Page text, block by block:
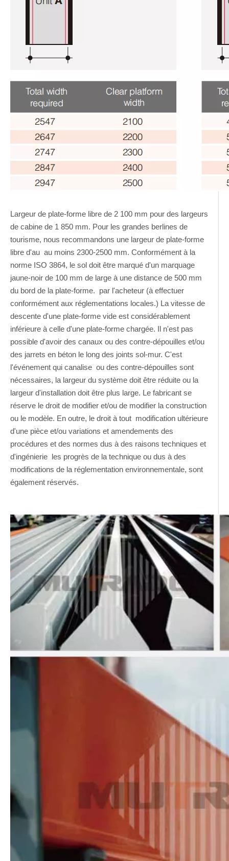
Largeur de plate-forme libre de 2 100 mm pour des largeurs
de cabine de 1 850 mm. Pour les grandes berlines de
tourisme, nous recommandons une largeur de plate-forme
libre d'au au moins 2300-2500 mm. Conformément à la
norme ISO 3864, le sol doit être marqué d'un marquage
jaune-noir de 100 mm de large à une distance de 500 mm
du bord de la plate-forme. par l'acheteur (à effectuer
conformément aux réglementations locales.) La vitesse de
descente d'une plate-forme vide est considérablement
inférieure à celle d'une plate-forme chargée. Il n'est pas
possible d'avoir des canaux ou des contre-dépouilles et/ou
des jarrets en béton le long des joints sol-mur. C'est
l'événement qui canalise ou des contre-dépouilles sont
nécessaires, la largeur du système doit être réduite ou la
largeur d'installation doit être plus large. Le fabricant se
réserve le droit de modifier et/ou de modifier la construction
ou le modèle. En outre, le droit à tout modification ultérieure
d'une pièce et/ou variations et amendements des
procédures et des normes dus à des raisons techniques et
d'ingénierie les progrès de la technique ou dus à des
modifications de la réglementation environnementale, sont
également réservés.